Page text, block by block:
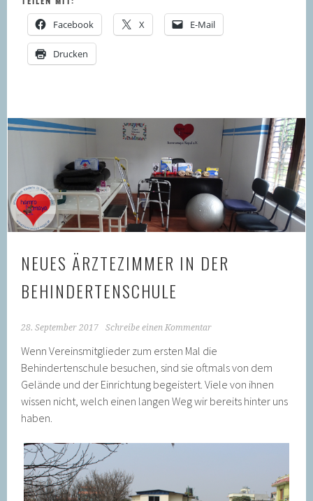
Facebook X E-Mail
Drucken
NEUES ÄRZTEZIMMER IN DER
BEHINDERTENSCHULE
28. September 2017 Schreibe einen Kommentar
Wenn Vereinsmitglieder zum ersten Mal die
Behindertenschule besuchen, sind sie oftmals von dem
Gelände und der Einrichtung begeistert. Viele von ihnen
wissen nicht, welch einen langen Weg wir bereits hinter uns
haben.